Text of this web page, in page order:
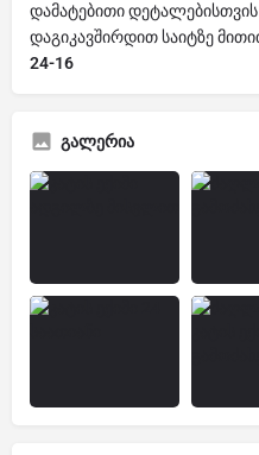
დამატებითი
დაგიკავშირდით საიტზე
24-16
გალერია